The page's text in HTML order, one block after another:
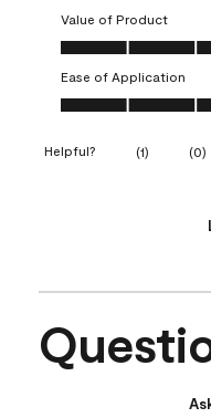
Value of Product
Value of Product, 5.0
Ease of Application
Ease of Application,
Helpful? (1) (0)